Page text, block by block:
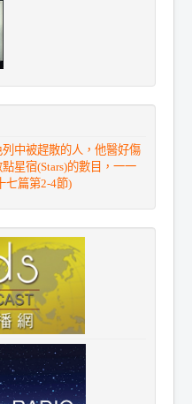
中被趕散的人，他醫好傷
星宿(Stars)的數目，一一
七篇第2-4節)